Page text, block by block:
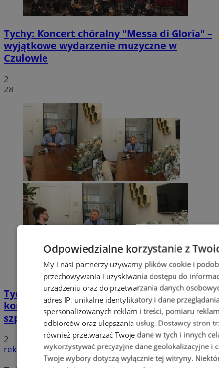
Tychy: Koncert chóralny "Messa di Gloria" –
wyjątkowe wydarzenie muzyczne w
Czułowie
2
28
Tychy: Bitcoiny i Fundacja TVS walczą z
koronawirusem. Ogromna darowizna dla
szpitala
2
reklama
Odpowiedzialne korzystanie z
My i nasi partnerzy używamy plików cookie i
przechowywania i uzyskiwania dostępu do
urządzeniu oraz do przetwarzania danych
adres IP, unikalne identyfikatory i dane
spersonalizowanych reklam i treści, pomiaru
odbiorców oraz ulepszania usług. Dostawcy stron
również przetwarzać Twoje dane w tych i innych
wykorzystywać precyzyjne dane geolokalizacyjne i
Twoje wybory dotyczą wyłącznie tej witryny.